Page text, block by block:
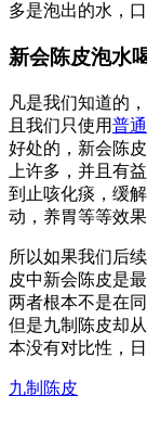
多是泡出的水，
新会陈皮泡水
凡是我们知道的
且我们只使用普
好处的，新会陈
上许多，并且有
到止咳化痰，缓
动，养胃等等效果
所以如果我们后
皮中新会陈皮是
两者根本不是在
但是九制陈皮却
本没有对比性，
九制陈皮